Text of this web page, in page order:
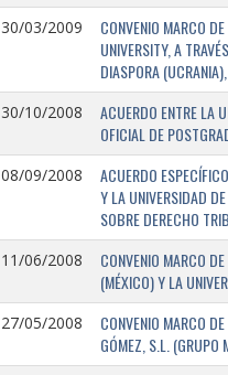
30/03/2009
CONVENIO MARCO
UNIVERSITY, A
DIASPORA
30/10/2008
ACUERDO ENTRE LA
OFICIAL DE
08/09/2008
ACUERDO
Y LA UNIVERSIDAD
SOBRE DERECHO
11/06/2008
CONVENIO MARCO
(MÉXICO) Y LA
27/05/2008
CONVENIO MARCO
GÓMEZ, S.L. (GRUPO